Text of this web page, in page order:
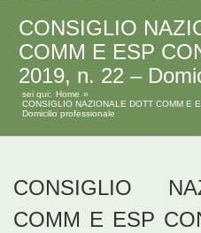
CONSIGLIO
COMM E ESP
2019, n. 22 –
sei qui:
Home
CONSIGLIO NAZIONALE DOTT COMM E
Domicilio professionale
CONSIGLIO
COMM E ESP